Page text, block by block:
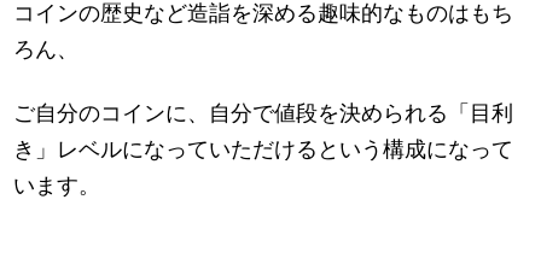
コインの歴史など造詣を深める趣味的なものはもち
ろん、
ご自分のコインに、自分で値段を決められる「目利
き」レベルになっていただけるという構成になって
います。